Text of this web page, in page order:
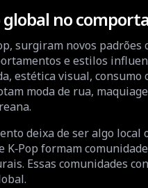
no
surgiram novos
e estilos
estética visual,
moda de rua,
deixa de ser algo
formam
Essas comunidades